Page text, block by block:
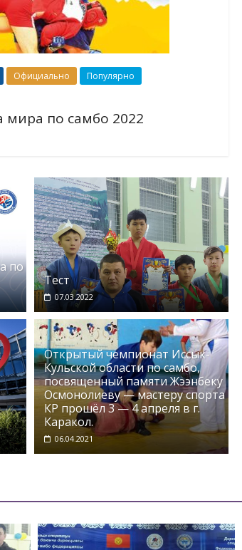
Официально
Популярно
мира по самбо 2022
по
Тест
07.03.2022
Открытый чемпионат Иссык-
Кульской области по самбо,
посвященный памяти Жээнбеку
Осмонолиеву — мастеру спорта
КР прошёл 3 — 4 апреля в г.
Каракол.
06.04.2021